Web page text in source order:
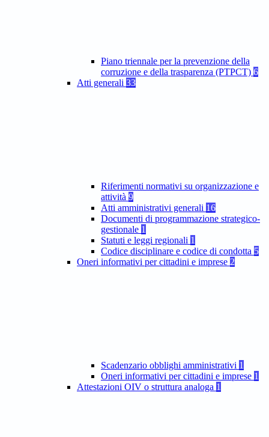
Piano triennale per la prevenzione della
corruzione e della trasparenza (PTPCT) 6
Atti generali 33
Riferimenti normativi su organizzazione e
attività 9
Atti amministrativi generali 16
Documenti di programmazione strategico-
gestionale 1
Statuti e leggi regionali 1
Codice disciplinare e codice di condotta 5
Oneri informativi per cittadini e imprese 2
Scadenzario obblighi amministrativi 1
Oneri informativi per cittadini e imprese 1
Attestazioni OIV o struttura analoga 1